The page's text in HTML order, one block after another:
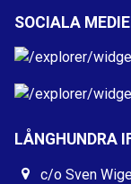
SOCIALA
LÅNGHUNDRA
c/o Sven